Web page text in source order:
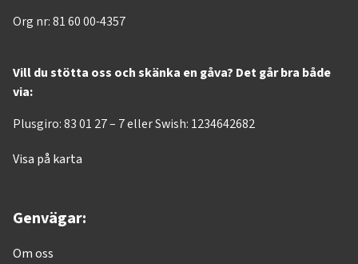
Org nr: 81 60 00-4357
Vill du stötta oss och skänka en gåva? Det går bra både
via:
Plusgiro: 83 01 27 – 7 eller Swish: 1234642682
Visa på karta
Genvägar:
Om oss